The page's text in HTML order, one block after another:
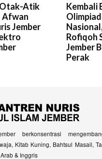
Otak-Atik
Afwan
Jember
Kembali
Rofiqoh
Jember
Perak
berkonsentrasi
Kitab Kuning, Bahtsul Masail,
& Inggris